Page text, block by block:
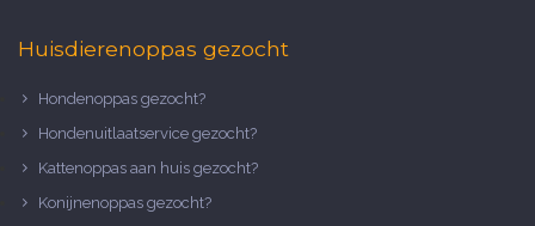
Huisdierenoppas gezocht
Hondenoppas gezocht?
Hondenuitlaatservice gezocht?
Kattenoppas aan huis gezocht?
Konijnenoppas gezocht?